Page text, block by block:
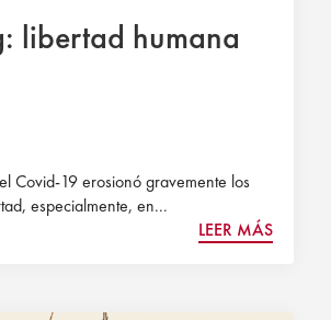
libertad humana
Covid-19 erosionó gravemente los
especialmente, en...
LEER MÁS